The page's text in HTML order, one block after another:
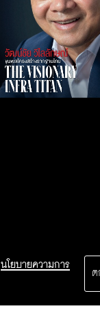
นโยบายความการ
ต